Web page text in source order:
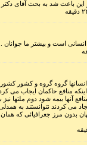
باعث شد به بحث آقای دکتر
است و بیشتر ما جوانان .
گروه گروه و کشور
منافع حاکمان ایجاب می
آنها بیمه شود دوم ملتها
می کردند نتوانستند به همدلی
بدون مرز جغرافیائی که